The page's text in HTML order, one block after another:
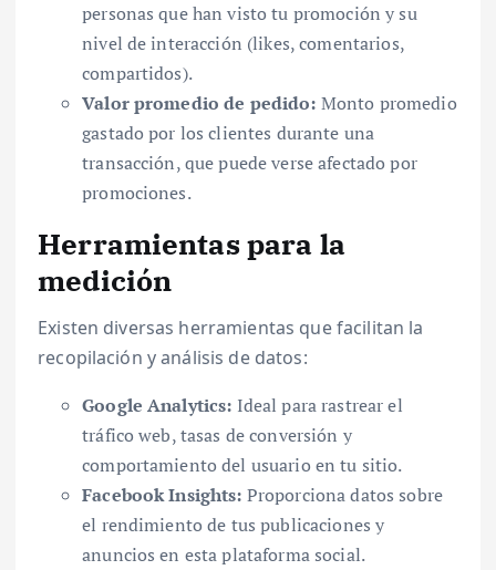
personas que han visto tu promoción y su
nivel de interacción (likes, comentarios,
compartidos).
Valor promedio de pedido: Monto promedio
gastado por los clientes durante una
transacción, que puede verse afectado por
promociones.
Herramientas para la
medición
Existen diversas herramientas que facilitan la
recopilación y análisis de datos:
Google Analytics: Ideal para rastrear el
tráfico web, tasas de conversión y
comportamiento del usuario en tu sitio.
Facebook Insights: Proporciona datos sobre
el rendimiento de tus publicaciones y
anuncios en esta plataforma social.